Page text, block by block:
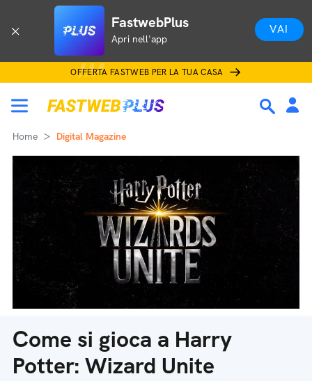
FastwebPlus
Apri nell'app
VAI
OFFERTA FASTWEB PER LA TUA CASA
Home Digital Magazine
Come si gioca a Harry
Potter: Wizard Unite